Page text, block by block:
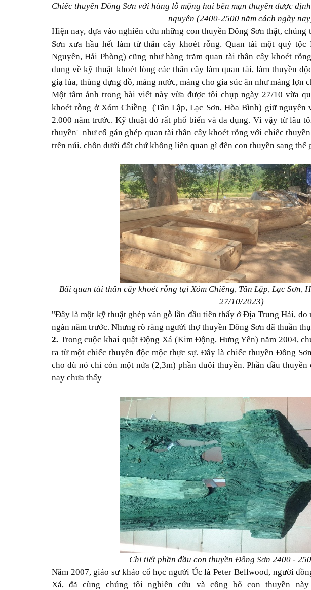
Chiếc thuyền Đông Sơn với hàng lỗ mộng hai bên mạn thuyền được
nguyên (2400-2500 năm cách ngày
Hiện nay, dựa vào nghiên cứu những con thuyền Đông Sơn thật,
Sơn xưa hầu hết làm từ thân cây khoét rỗng. Quan tài một quý
Nguyên, Hải Phòng) cũng như hàng trăm quan tài thân cây khoét
dung về kỹ thuật khoét lòng các thân cây làm quan tài, làm thuyền
giạ lúa, thùng đựng đồ, máng nước, máng cho gia súc ăn như máng lợn
Một tấm ảnh trong bài viết này vừa được tôi chụp ngày 27/10 vừa
khoét rỗng ở Xóm Chiềng (Tân Lập, Lạc Sơn, Hòa Bình) giữ nguyên
2.000 năm trước. Kỹ thuật đó rất phổ biến và đa dụng. Vì vậy từ lâu
thuyền' như cố gán ghép quan tài thân cây khoét rỗng với chiếc
trên núi, chôn dưới đất chứ không liên quan gì đến con thuyền sang thế
Bãi quan tài thân cây khoét rỗng tại Xóm Chiềng, Tân Lập, Lạc Sơn,
27/10/2023)
"Đây là một kỹ thuật ghép ván gỗ lần đầu tiên thấy ở Địa Trung Hải, do
ngàn năm trước. Nhưng rõ ràng người thợ thuyền Đông Sơn đã thuần
2. Trong cuộc khai quật Động Xá (Kim Động, Hưng Yên) năm 2004,
ra từ một chiếc thuyền độc mộc thực sự. Đây là chiếc thuyền Đông
cho dù nó chỉ còn một nửa (2,3m) phần đuôi thuyền. Phần đầu
nay chưa thấy
Chi tiết phần đầu con thuyền Đông Sơn 2400 -
Năm 2007, giáo sư khảo cổ học người Úc là Peter Bellwood, người
Xá, đã cùng chúng tôi nghiên cứu và công bố con thuyền